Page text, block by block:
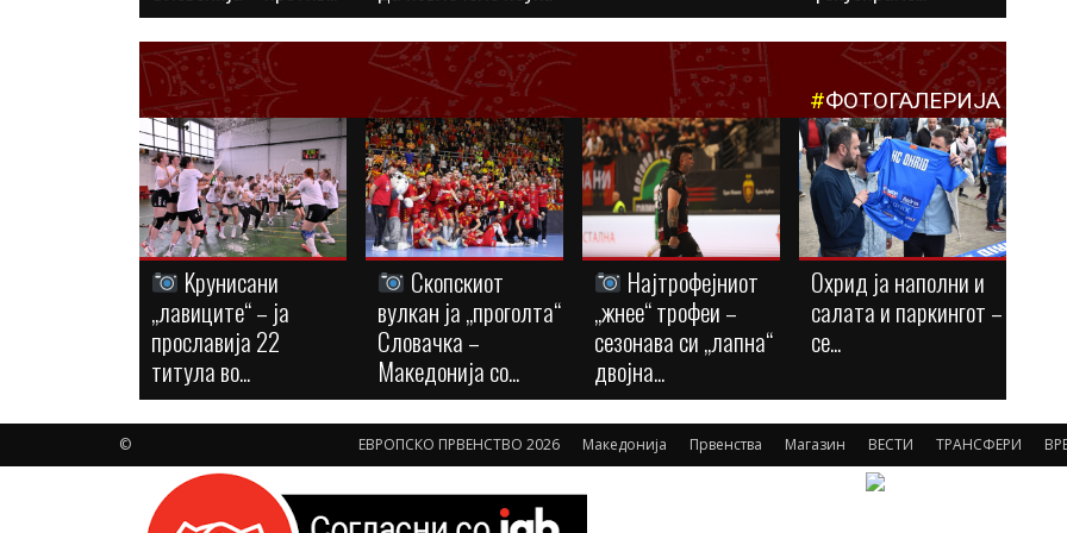
#ФОТОГАЛЕРИЈА
Kрунисани
„лавиците“ – ја
прославија 22
титула во...
Скопскиот
вулкан ја „проголта“
Словачка –
Македонија со...
Најтрофејниот
„жнее“ трофеи –
сезонава си „лапна“
двојна...
Охрид ја наполни и
салата и паркингот –
се...
ЕВРОПСКО ПРВЕНСТВО 2026 Македонија Првенства Магазин ВЕСТИ ТРАНСФЕРИ
©